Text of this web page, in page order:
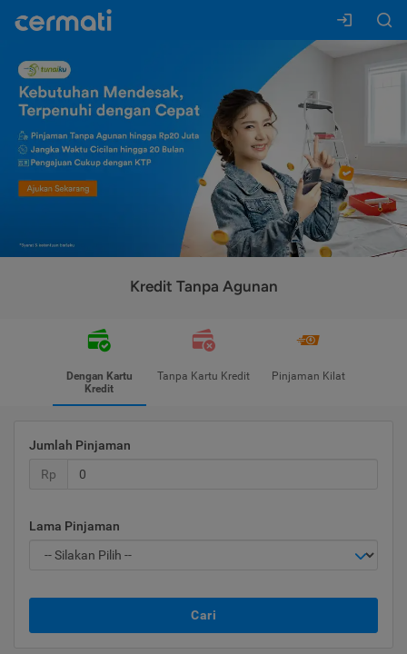
Kredit Tanpa Agunan
Dengan Kartu
Kredit
Tanpa Kartu Kredit Pinjaman Kilat
Jumlah Pinjaman
Rp
Lama Pinjaman
Cari